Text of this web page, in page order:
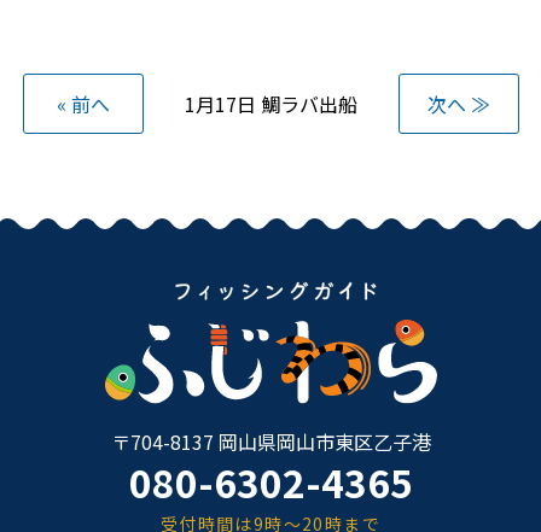
« 前へ 1月17日 鯛ラバ出船 次へ ≫
〒704-8137 岡山県岡山市東区乙子港
080-6302-4365
受付時間は9時～20時まで